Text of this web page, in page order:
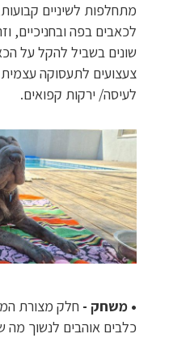
מתחלפות לשיניים
לכאבים בפה ובחניכיים,
שונים בשביל להקל על
צעצועים לתעסוקה
לעיסה/ ירקות קפואים.
• משחק - חלק מצורת
כלבים אוהבים לנשוך מה